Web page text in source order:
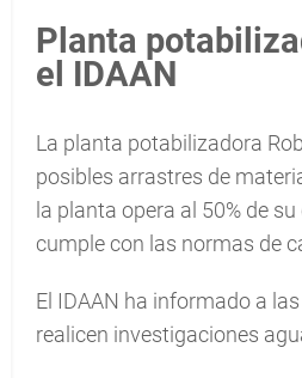
Planta
el IDAAN
La planta potabilizadora
posibles arrastres de
la planta opera al 50% de
cumple con las normas de
El IDAAN ha informado a
realicen investigaciones